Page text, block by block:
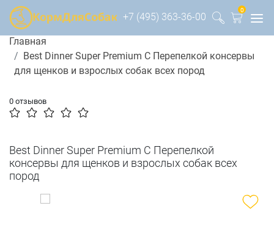
+7 (495) 363-36-00
0
Главная
Best Dinner Super Premium С Перепелкой консервы
для щенков и взрослых собак всех пород
0 отзывов
Best Dinner Super Premium С Перепелкой
консервы для щенков и взрослых собак всех
пород